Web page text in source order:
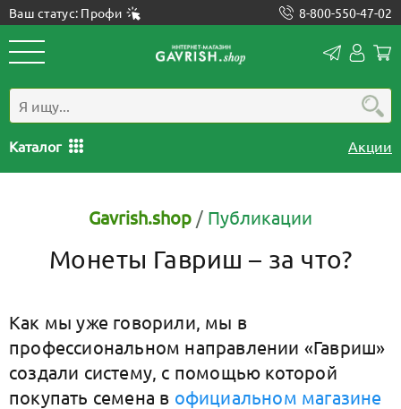
Ваш статус: Профи 8-800-550-47-02
Каталог Акции
Gavrish.shop / Публикации
Монеты Гавриш – за что?
Как мы уже говорили, мы в
профессиональном направлении «Гавриш»
создали систему, с помощью которой
покупать семена в официальном магазине